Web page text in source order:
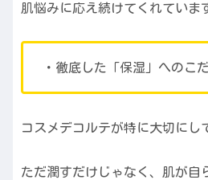
肌悩みに応え続けてくれていま
・徹底した「保湿」へのこ
コスメデコルテが特に大切にし
ただ潤すだけじゃなく、肌が自